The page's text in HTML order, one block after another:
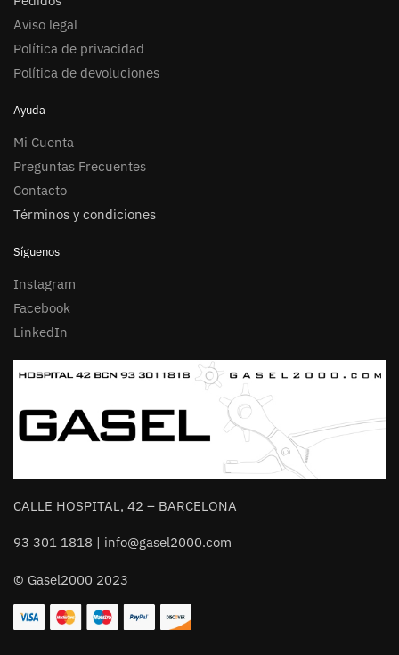
Aviso legal
Política de privacidad
Política de devoluciones
Ayuda
Mi Cuenta
Preguntas Frecuentes
Contacto
Términos y condiciones
Síguenos
Instagram
Facebook
LinkedIn
CALLE HOSPITAL, 42 – BARCELONA
93 301 1818 | info@gasel2000.com
© Gasel2000 2023